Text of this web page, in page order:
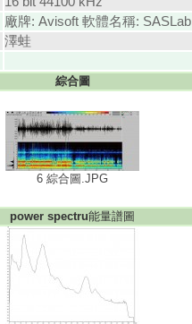
廠牌: Avisoft 軟體名稱:
澤蛙
綜合圖
6 綜合圖.JPG
power spectru能量譜圖